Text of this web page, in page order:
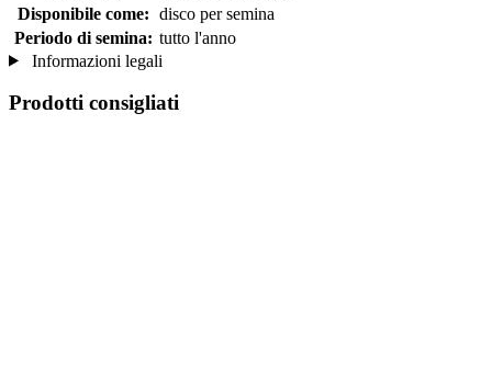
Disponibile come: disco per semina
Periodo di semina: tutto l'anno
Informazioni legali
Prodotti consigliati